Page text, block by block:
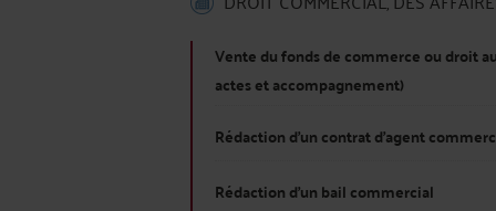
Vente du fonds de commerce ou droit
actes et accompagnement)
Rédaction d'un contrat d'agent
Rédaction d'un bail commercial